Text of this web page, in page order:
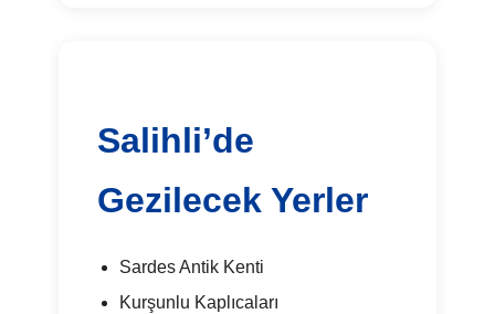
Salihli’de
Gezilecek Yerler
Sardes Antik Kenti
Kurşunlu Kaplıcaları